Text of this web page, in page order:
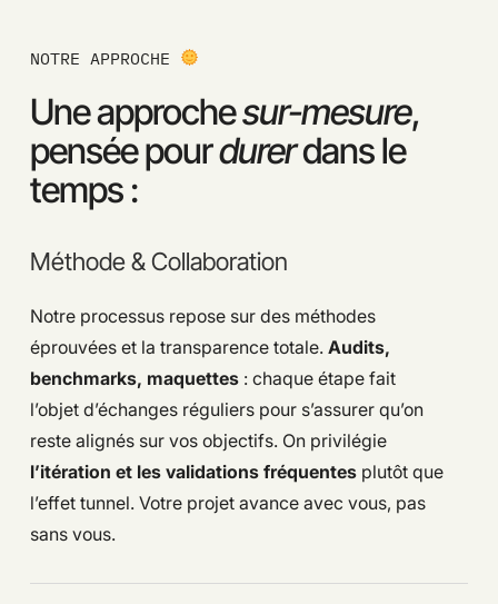
NOTRE APPROCHE
Une approchesur-mesure,
pensée pourdurerdans le
temps :
Méthode & Collaboration
Notre processus repose sur des méthodes
éprouvées et la transparence totale. Audits,
benchmarks, maquettes: chaque étape fait
l’objet d’échanges réguliers pour s’assurer qu’on
reste alignés sur vos objectifs. On privilégie
l’itération et les validations fréquentesplutôt que
l’effet tunnel. Votre projet avance avec vous, pas
sans vous.